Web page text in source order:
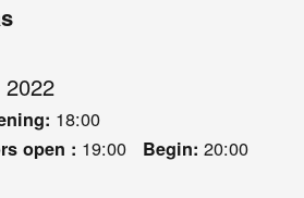
18:00
open : 19:00 Begin: 20:00